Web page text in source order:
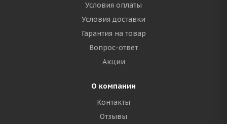
Условия оплаты
Условия доставки
Гарантия на товар
Вопрос-ответ
Акции
О компании
Контакты
Отзывы